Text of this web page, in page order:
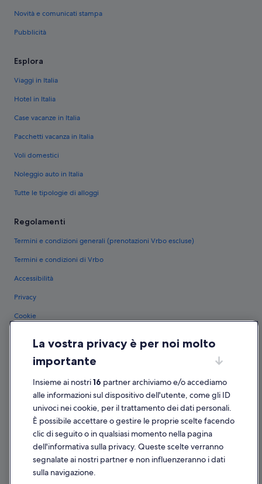
Novità e comunicati stampa
Pubblicità
Esplora
Viaggi in Italia
Hotel in Italia
Case vacanze in Italia
Pacchetti vacanza in Italia
Voli domestici
Noleggio auto in Italia
Tutte le tipologie di alloggi
Regolamenti
Termini e condizioni generali (prenotazioni Vrbo escluse)
Termini e condizioni di Vrbo
Accessibilità
Privacy
Cookie
Supporto
Assistenza clienti
Contattaci
Come cancellare un volo
Come modificare la prenotazione di un hotel o una casa vacanze
La vostra privacy è per noi molto
importante
Insieme ai nostri16 partner archiviamo e/o accediamo
alle informazioni sul dispositivo dell'utente, come gli ID
univoci nei cookie, per il trattamento dei dati personali.
È possibile accettare o gestire le proprie scelte facendo
clic di seguito o in qualsiasi momento nella pagina
dell'informativa sulla privacy. Queste scelte verranno
segnalate ai nostri partner e non influenzeranno i dati
sulla navigazione.